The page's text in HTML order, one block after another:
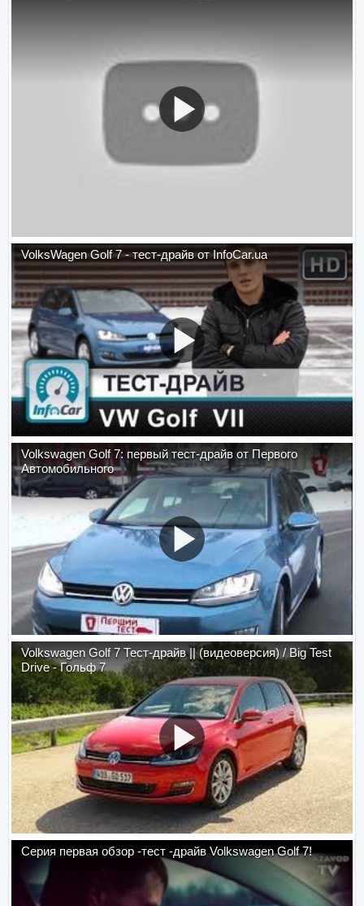
VolksWagen Golf 7 - тест-драйв от InfoCar.ua
Volkswagen Golf 7: первый тест-драйв от Первого
Автомобильного
Volkswagen Golf 7 Тест-драйв || (видеоверсия) / Big Test
Drive - Гольф 7
Серия первая обзор -тест -драйв Volkswagen Golf 7!